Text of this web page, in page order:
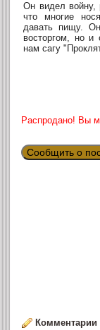
Он видел войну,
что многие
давать пищу.
восторгом, но
нам сагу
Распродано! Вы
Сообщить о
Комментарии